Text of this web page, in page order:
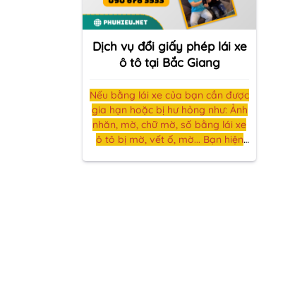
Dịch vụ đổi giấy phép lái xe
ô tô tại Bắc Giang
Nếu bằng lái xe của bạn cần được
gia hạn hoặc bị hư hỏng như: Ảnh
nhăn, mờ, chữ mờ, số bằng lái xe
ô tô bị mờ, vết ố, mờ... Bạn hiện